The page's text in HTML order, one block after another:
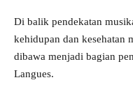
Di balik pendekatan
kehidupan dan kesehatan
dibawa menjadi bagian
Langues.